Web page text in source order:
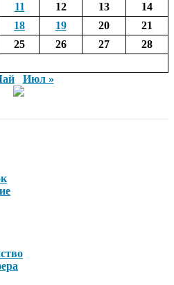
11 12 13
14
18 19 20
21
25 26 27
28
Июл »